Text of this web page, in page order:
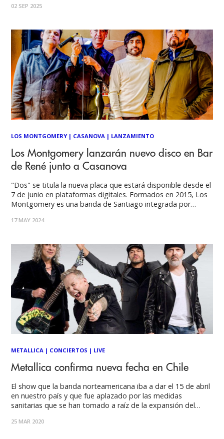
industria musical local y global. Entre una gran
02 SEP 2025
LOS MONTGOMERY| CASANOVA | LANZAMIENTO
Los Montgomery lanzarán nuevo disco en Bar
de René junto a Casanova
"Dos" se titula la nueva placa que estará disponible desde el
7 de junio en plataformas digitales. Formados en 2015, Los
Montgomery es una banda de Santiago integrada por
60's. Ese mismo año publican "Escondida", un EP de 6
17 MAY 2024
METALLICA | CONCIERTOS | LIVE
Metallica confirma nueva fecha en Chile
El show que la banda norteamericana iba a dar el 15 de abril
en nuestro país y que fue aplazado por las medidas
sanitarias que se han tomado a raíz de la expansión del
Medios informó que el show quedó
25 MAR 2020